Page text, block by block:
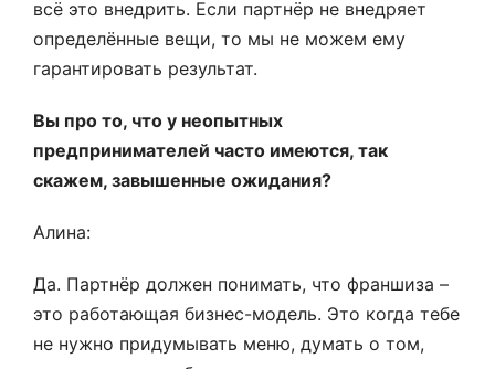
всё это внедрить. Если партнёр не внедряет
определённые вещи, то мы не можем ему
гарантировать результат.
Вы про то, что у неопытных
предпринимателей часто имеются, так
скажем, завышенные ожидания?
Алина:
Да. Партнёр должен понимать, что франшиза –
это работающая бизнес-модель. Это когда тебе
не нужно придумывать меню, думать о том,